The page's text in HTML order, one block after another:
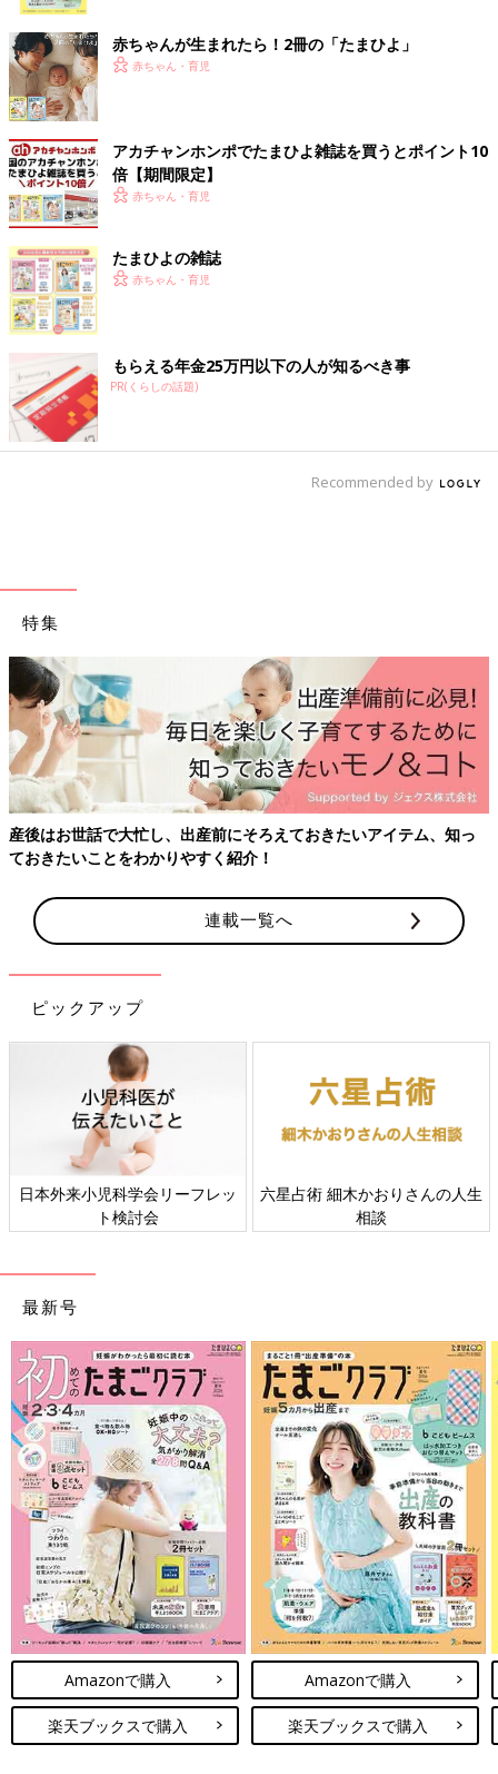
furarannさん(@furarann)がシェアした投稿
ナノイーとダブルミネラルで髪質を改善、速乾性もあるので「髪
を伸ばしたくなっちゃう」とのコメント。４つのモードで髪にエ
rika kidaさん(@rikakida_magnifique)がシェアした投稿-2017 12月 9 1:44午前 PST
巻き髪派は必携のヘアアイロン、リュミエリーナの「ヘアビュー
。新作の3D Plusはさらに巻きやすく、ツヤ感も増してい
るとの口コミ発見！180度の高温で巻いてもツヤがキープできる
日頃のお手入れにプラスワンしたい美容家電
近頃たくさんの種類をお見かけする美容家電。実際に使っている
人のインスタグラム投稿は、リアルな口コミが見られてありがた
いですよね。
毛穴汚れもごっそりキレイに！「リファクリア」
赤ちゃんが生まれたら！2冊の「たまひよ」
赤ちゃん・育児
アカチャンホンポでたまひよ雑誌を買うとポイント10
倍【期間限定】
赤ちゃん・育児
たまひよの雑誌
赤ちゃん・育児
もらえる年金25万円以下の人が知るべき事
PR(くらしの話題)
Recommended by
特集
産後はお世話で大忙し、出産前にそろえておきたいアイテム、知っ
ておきたいことをわかりやすく紹介！
連載一覧へ
ピックアップ
日本外来小児科学会リーフレッ
ト検討会
六星占術 細木かおりさんの人生
相談
最新号
Amazonで購入
楽天ブックスで購入
Amazonで購入
楽天ブックスで購入